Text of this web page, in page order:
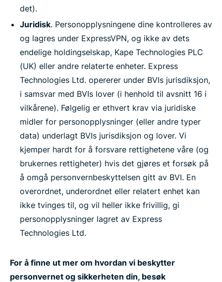
det).
Juridisk. Personopplysningene dine kontrolleres av
og lagres under ExpressVPN, og ikke av dets
endelige holdingselskap, Kape Technologies PLC
(UK) eller andre relaterte enheter. Express
Technologies Ltd. opererer under BVIs jurisdiksjon,
i samsvar med BVIs lover (i henhold til avsnitt 16 i
vilkårene). Følgelig er ethvert krav via juridiske
midler for personopplysninger (eller andre typer
data) underlagt BVIs jurisdiksjon og lover. Vi
kjemper hardt for å forsvare rettighetene våre (og
brukernes rettigheter) hvis det gjøres et forsøk på
å omgå personvernbeskyttelsen gitt av BVI. En
overordnet, underordnet eller relatert enhet kan
ikke tvinges til, og vil heller ikke frivillig, gi
personopplysninger lagret av Express
Technologies Ltd.
For å finne ut mer om hvordan vi beskytter
personvernet og sikkerheten din, besøk